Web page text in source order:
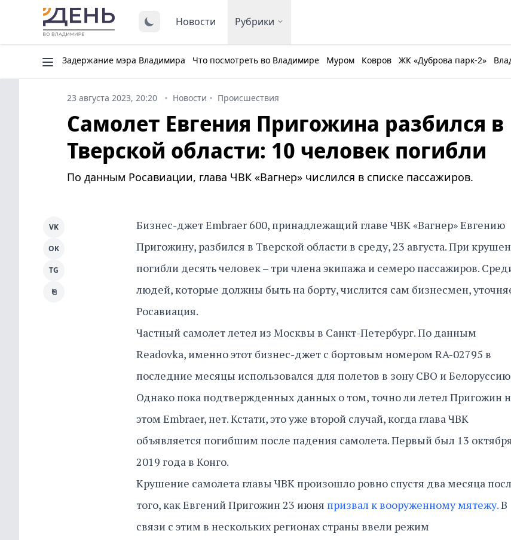
Новости Рубрики
Задержание мэра Владимира Что посмотреть во Владимире Муром Ковров ЖК «Дуброва парк-2»
23 августа 2023, 20:20 Новости Происшествия
Самолет Евгения Пригожина разбился в
Тверской области: 10 человек погибли
По данным Росавиации, глава ЧВК «Вагнер» числился в списке пассажиров.
Бизнес-джет Embraer 600, принадлежащий главе ЧВК «Вагнер» Евгению
Пригожину, разбился в Тверской области в среду, 23 августа. При
погибли десять человек – три члена экипажа и семеро пассажиров.
людей, которые должны быть на борту, числится сам бизнесмен,
Росавиация.
Частный самолет летел из Москвы в Санкт-Петербург. По данным
Readovka, именно этот бизнес-джет с бортовым номером RA-02795 в
последние месяцы использовался для полетов в зону СВО и
Однако пока подтвержденных данных о том, точно ли летел Пригожин
этом Embraer, нет. Кстати, это уже второй случай, когда глава ЧВК
объявляется погибшим после падения самолета. Первый был 13
2019 года в Конго.
Крушение самолета главы ЧВК произошло ровно спустя два месяца
того, как Евгений Пригожин 23 июня призвал к вооруженному мятежу.В
связи с этим в нескольких регионах страны ввели режим
VK
OK
TG
⎘